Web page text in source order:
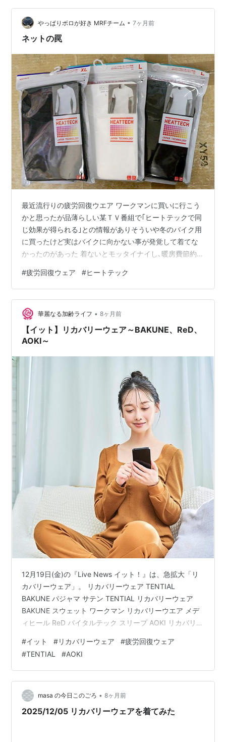
りに来た。メガネ屋さんの入っている田無駅前の商業施
設の開店待ち。 メガネ作りは珍しく選ぶのに迷わずに
30 分程度で済む。 現在の視力は両目平均で多分 0.7 程
やっぱりボロが好き MRFチーム • 7ヶ月前
ネットの罠
最近流行りの疲労回復ウエア ワークマンに買いに行こう
かと思ったが品薄らしい某ＴＶ番組で｢ヒートテックで同
じ効果が得られる｣との情報がありそういや冬のバイク用
に買ったけど実はバイクに向かない事が発覚して着てな
かったのがあった 着ないとモッタイナイし､暖房費節約の
と疲労回復ウエアは違う｣とか｢室内だと暑すぎる｣とか
｢暑くて寝られない｣とか色んな記事がありますが原理は
違っても暖めるという事は同じだし､ヒト並のＩＱあれば
調整できるし､実際調整して快適だし､真実を伝えるより
目立つのが目的なのがネット記事ですという事で洗い替
えをネットで追加購入して届いた…
#疲労回復ウェア #ヒートテック
華麗なる加齢ライフ • 8ヶ月前
【イット】リカバリーウェア～BAKUNE、ReD、
AOKI～
12月19日(金)の『Live News イット！』は、急拡大「リ
カバリーウェア」。 リカバリーウェア TENTIAL
BAKUNE パジャマ サテン TENTIAL リカバリーウェア
BAKUNE スウェット ワークマン リカバリーウエア メデ
ィヒール ReD バイタルテック スリープ AOKI リカバリー
BAKUNE パジャマ サテン まるで一流ホテルのナイトウ
ェアのような高級感。なめらかな肌触りと軽い着心地、
上品な光沢感が魅力の大人の感性に響く疲労回復パジャ
マ（リカバリーウェア）です。 【TENTIAL 公式】
BAKUNE パジャ…
#イット #リカバリーウェア #疲労回復ウェア
#TENTIAL #AOKI
masa の今日このごろ • 8ヶ月前
2025/12/05 リカバリーウェアを着てみた